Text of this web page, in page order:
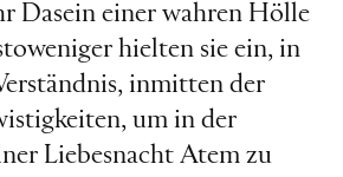
Dasein einer wahren Hölle
hielten sie ein, in
inmitten der
um in der
Liebesnacht Atem zu